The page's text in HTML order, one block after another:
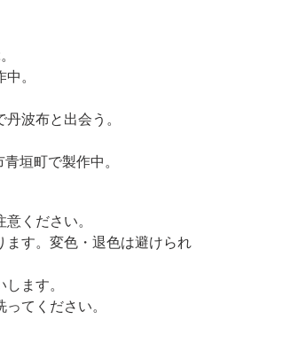
。
波布と出会う。
垣町で製作中。
ください。
す。変色・退色は避けられ
ます。
てください。